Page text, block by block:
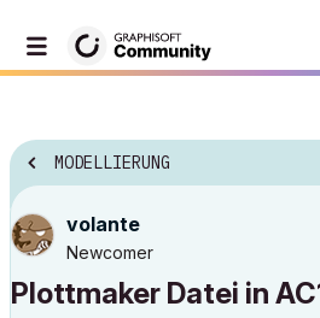
MODELLIERUNG
volante
Newcomer
Plottmaker Datei in